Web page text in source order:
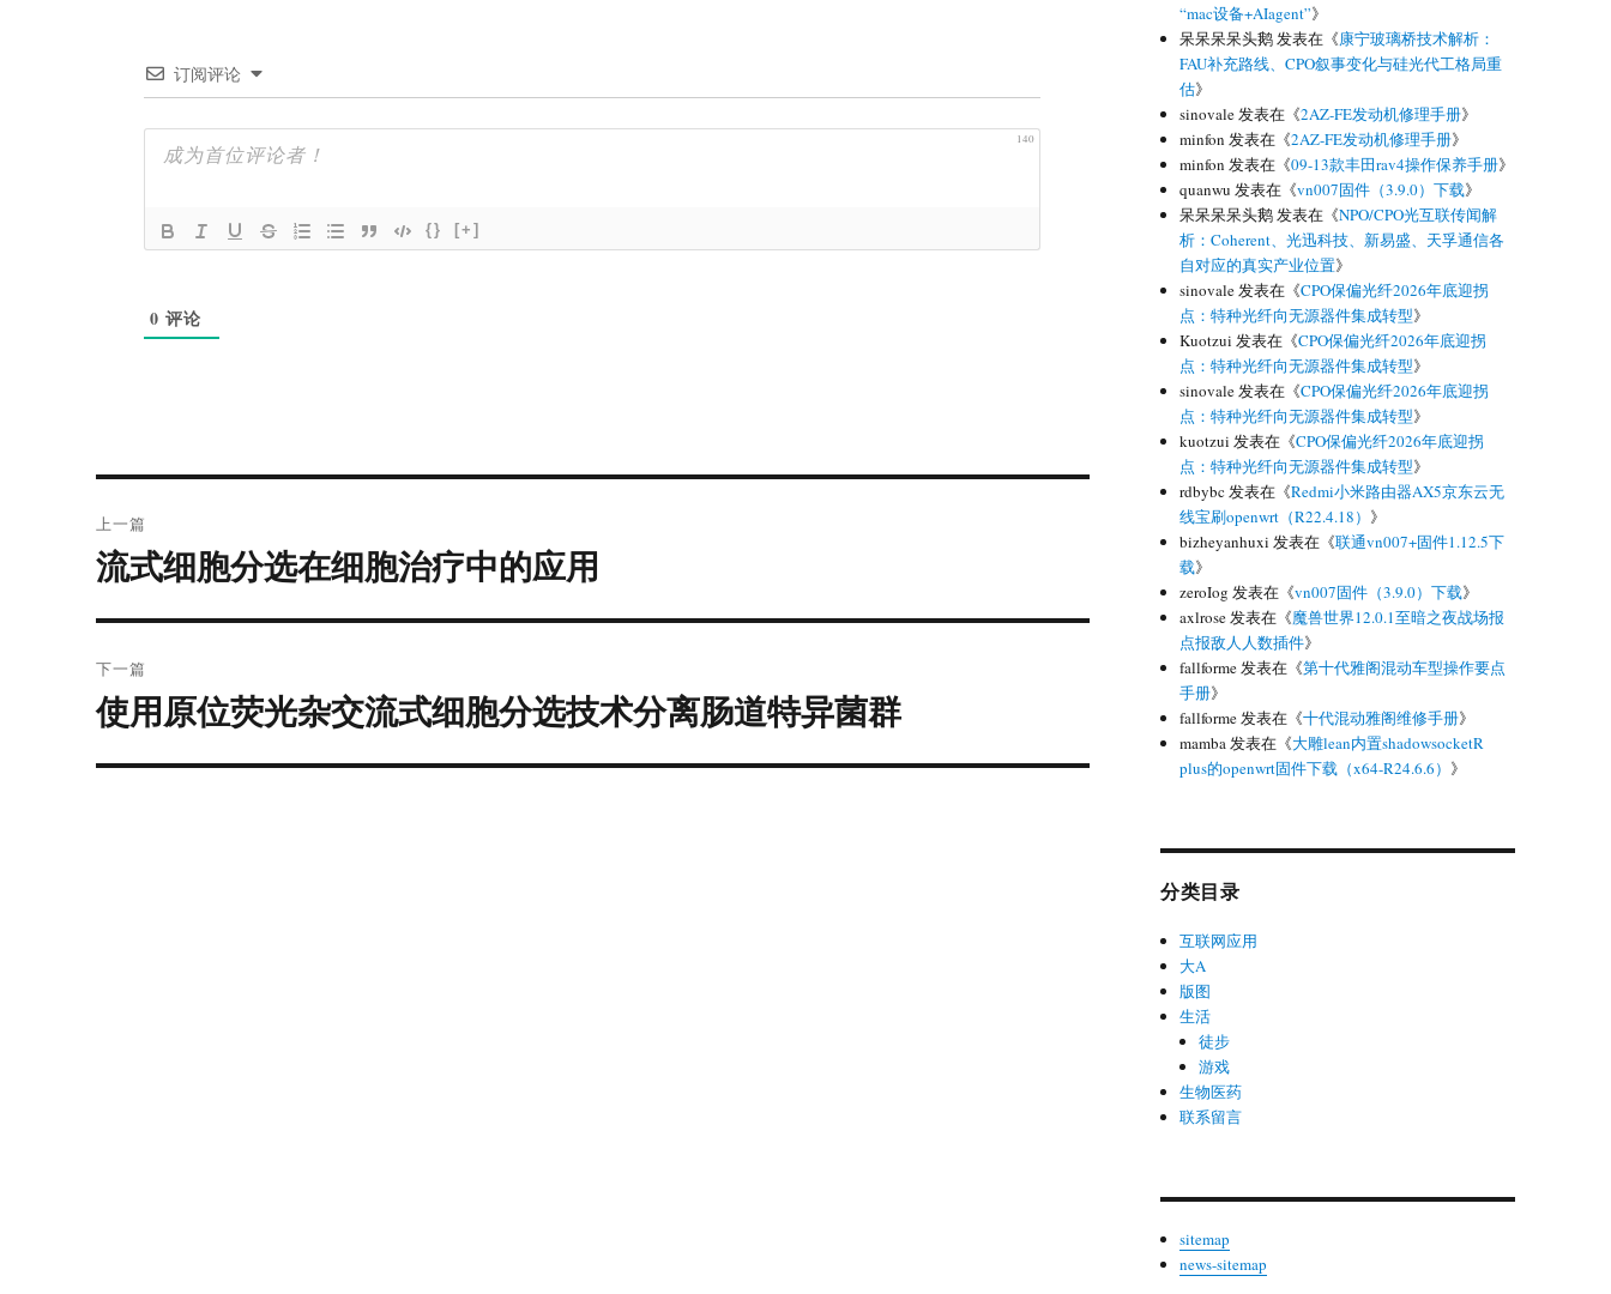
订阅评论
140
{} [+]
0 评论
章
导
上一篇
上
篇
文
流式细胞分选在细胞治疗中的应用
下一篇
下
篇
文
使用原位荧光杂交流式细胞分选技术分离肠道特异菌群
“mac设备+AIagent”》
呆呆呆呆头鹅发表在《康宁玻璃桥技术解析：
FAU补充路线、CPO叙事变化与硅光代工格局重
估》
sinovale发表在《2AZ-FE发动机修理手册》
minfon 发表在《2AZ-FE发动机修理手册》
minfon 发表在《09-13款丰田rav4操作保养手册》
quanwu 发表在《vn007固件（3.9.0）下载》
呆呆呆呆头鹅发表在《NPO/CPO光互联传闻解
析：Coherent、光迅科技、新易盛、天孚通信各
自对应的真实产业位置》
sinovale发表在《CPO保偏光纤2026年底迎拐
点：特种光纤向无源器件集成转型》
Kuotzui 发表在《CPO保偏光纤2026年底迎拐
点：特种光纤向无源器件集成转型》
sinovale发表在《CPO保偏光纤2026年底迎拐
点：特种光纤向无源器件集成转型》
kuotzui 发表在《CPO保偏光纤2026年底迎拐
点：特种光纤向无源器件集成转型》
rdbybc 发表在《Redmi小米路由器AX5京东云无
线宝刷openwrt（R22.4.18） 》
bizheyanhuxi 发表在《联通vn007+固件1.12.5下
载》
zeroIog 发表在《vn007固件（3.9.0）下载》
axlrose发表在《魔兽世界12.0.1至暗之夜战场报
点报敌人人数插件》
fallforme发表在《第十代雅阁混动车型操作要点
手册》
fallforme发表在《十代混动雅阁维修手册》
mamba发表在《大雕lean内置shadowsocketR
plus的openwrt固件下载（x64-R24.6.6） 》
分类目录
互联网应用
大A
版图
生活
徒步
游戏
生物医药
联系留言
sitemap
news-sitemap